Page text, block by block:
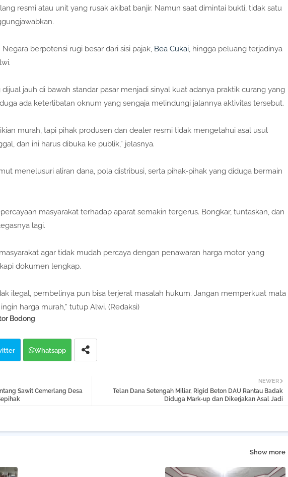
resmi atau unit yang rusak akibat banjir. Namun saat dimintai bukti, tidak satu
berpotensi rugi besar dari sisi pajak, Bea Cukai, hingga peluang terjadinya
jauh di bawah standar pasar menjadi sinyal kuat adanya praktik curang yang
ada keterlibatan oknum yang sengaja melindungi jalannya aktivitas tersebut.
murah, tapi pihak produsen dan dealer resmi tidak mengetahui asal usul
dan ini harus dibuka ke publik,” jelasnya.
menelusuri aliran dana, pola distribusi, serta pihak-pihak yang diduga bermain
masyarakat terhadap aparat semakin tergerus. Bongkar, tuntaskan, dan
lagi.
agar tidak mudah percaya dengan penawaran harga motor yang
dokumen lengkap.
ilegal, pembelinya pun bisa terjerat masalah hukum. Jangan memperkuat mata
harga murah,” tutup Alwi. (Redaksi)
Bodong
Whatsapp
NEWER
‎Telan Dana Setengah Miliar, Rigid Beton DAU Rantau Badak
Diduga Mark-up dan Dikerjakan Asal Jadi
Sawit Cemerlang Desa
Show more